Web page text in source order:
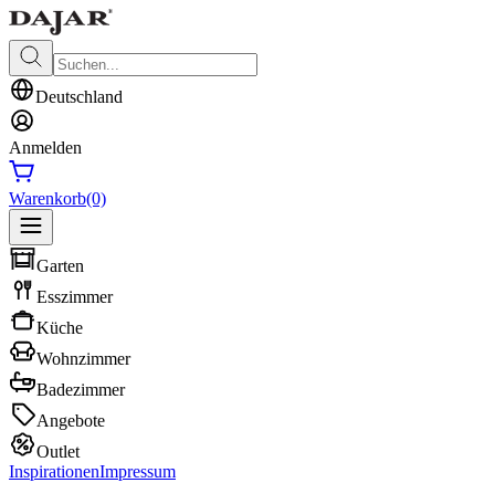
Deutschland
Anmelden
Warenkorb(0)
Garten
Esszimmer
Küche
Wohnzimmer
Badezimmer
Angebote
Outlet
InspirationenImpressum